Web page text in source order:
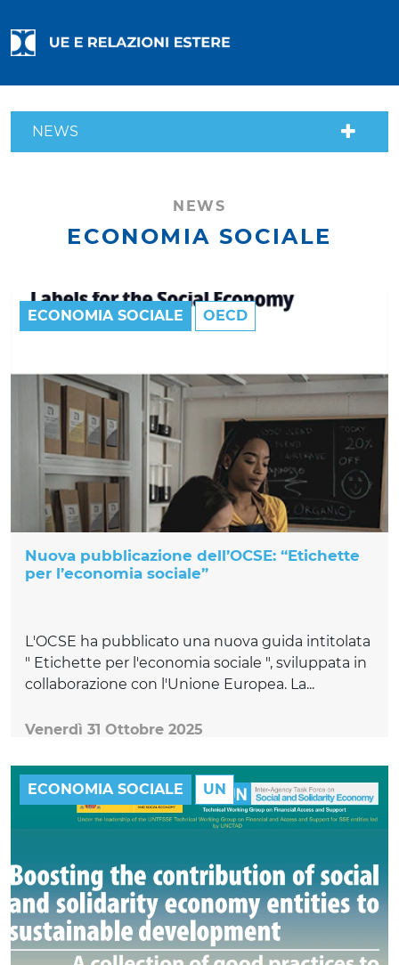
NEWS
NEWS
ECONOMIA SOCIALE
ECONOMIA SOCIALE OECD
Nuova pubblicazione dell’OCSE: “Etichette
per l’economia sociale”
L'OCSE ha pubblicato una nuova guida intitolata
" Etichette per l'economia sociale ", sviluppata in
collaborazione con l'Unione Europea. La...
Venerdì 31 Ottobre 2025
ECONOMIA SOCIALE UN